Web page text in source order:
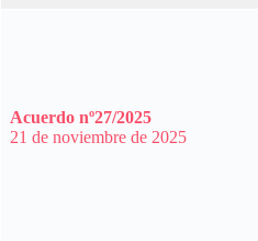
Acuerdo nº27/2025
21 de noviembre de 2025